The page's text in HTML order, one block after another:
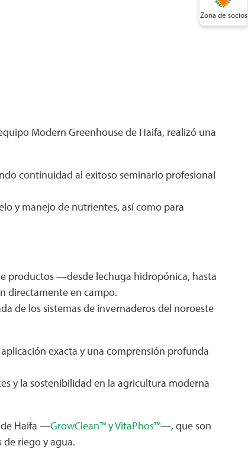
Zona de socios
Modern Greenhouse de Haifa, realizó una
continuidad al exitoso seminario profesional
y manejo de nutrientes, así como para
productos —desde lechuga hidropónica, hasta
directamente en campo.
de los sistemas de invernaderos del noroeste
exacta y una comprensión profunda
y la sostenibilidad en la agricultura moderna
de Haifa —GrowClean™yVitaPhos™—, que son
riego y agua.